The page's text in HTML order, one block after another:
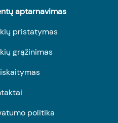
aptarnavimas
pristatymas
grąžinimas
politika